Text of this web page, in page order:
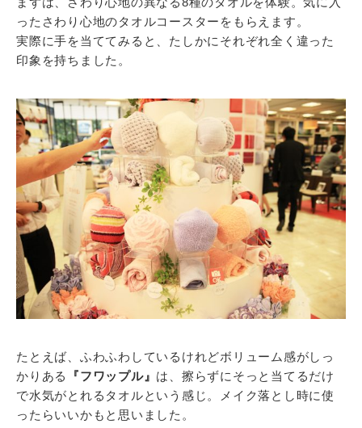
ったさわり心地のタオルコースターをもらえます。
実際に手を当ててみると、たしかにそれぞれ全く違った
印象を持ちました。
たとえば、ふわふわしているけれどボリューム感がしっ
かりある
『フワップル』 は、擦らずにそっと当てるだけ
で水気がとれるタオルという感じ。メイク落とし時に使
ったらいいかもと思いました。